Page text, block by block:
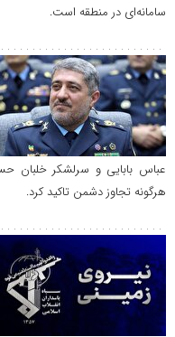
است.
فرمانده
جان
امیر
مناسبت
سرلشکر خلبان حسین لشکری بر
تاکید کرد.
هلاکت
استان
روابط
از